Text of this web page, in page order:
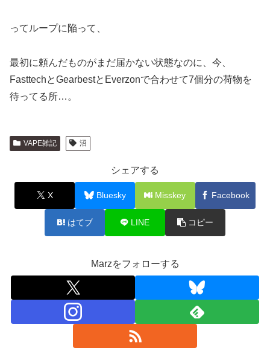
ってループに陥って、
最初に頼んだものがまだ届かない状態なのに、今、
FasttechとGearbestとEverzonで合わせて7個分の荷物を
待ってる所…。
VAPE雑記 沼
シェアする
X Bluesky Misskey Facebook
はてブ LINE コピー
Marzをフォローする